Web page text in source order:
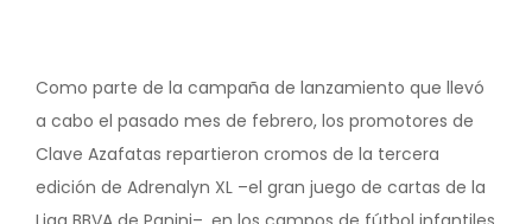
Como parte de la campaña de lanzamiento que llevó
a cabo el pasado mes de febrero, los promotores de
Clave Azafatas repartieron cromos de la tercera
edición de Adrenalyn XL –el gran juego de cartas de la